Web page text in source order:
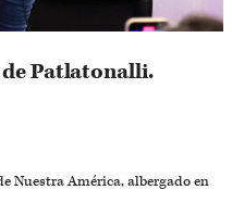
Patlatonalli.
Nuestra América, albergado en